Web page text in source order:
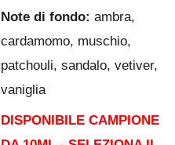
Note di fondo: ambra,
cardamomo, muschio,
patchouli, sandalo, vetiver,
vaniglia
DISPONIBILE CAMPIONE